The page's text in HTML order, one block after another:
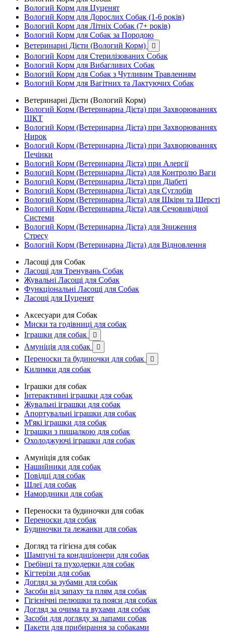
Вологий Корм для Цуценят
Вологий Корм для Дорослих Собак (1-6 років)
Вологий Корм для Літніх Собак (7+ років)
Вологий Корм для Собак за Породою
Ветеринарні Дієти (Вологий Корм)

Вологий Корм для Стерилізованих Собак
Вологий Корм для Вибагливих Собак
Вологий Корм для Собак з Чутливим Травленням
Вологий Корм для Вагітних та Лактуючих Собак
Ветеринарні Дієти (Вологий Корм)
Вологий Корм (Ветеринарна Дієта) при Захворюваннях
ШКТ
Вологий Корм (Ветеринарна Дієта) при Захворюваннях
Нирок
Вологий Корм (Ветеринарна Дієта) при Захворюваннях
Печінки
Вологий Корм (Ветеринарна Дієта) при Алергії
Вологий Корм (Ветеринарна Дієта) для Контролю Ваги
Вологий Корм (Ветеринарна Дієта) при Діабеті
Вологий Корм (Ветеринарна Дієта) для Суглобів
Вологий Корм (Ветеринарна Дієта) для Шкіри та Шерсті
Вологий Корм (Ветеринарна Дієта) для Сечовивідної
Системи
Вологий Корм (Ветеринарна Дієта) для Зниження
Стресу
Вологий Корм (Ветеринарна Дієта) для Відновлення
Ласощі для Собак
Ласощі для Тренувань Собак
Жувальні Ласощі для Собак
Функціональні Ласощі для Собак
Ласощі для Цуценят
Аксесуари для Собак
Миски та годівниці для собак
Іграшки для собак

Амуніція для собак 
Переноски та будиночки для собак 
Килимки для собак
Іграшки для собак
Інтерактивні іграшки для собак
Жувальні іграшки для собак
Апортувальні іграшки для собак
М'які іграшки для собак
Іграшки з пищалкою для собак
Охолоджуючі іграшки для собак
Амуніція для собак
Нашийники для собак
Повідці для собак
Шлеї для собак
Намордники для собак
Переноски та будиночки для собак
Переноски для собак
Будиночки та лежанки для собак
Догляд та гігієна для собак
Шампуні та кондиціонери для собак
Гребінці та пуходерки для собак
Кігтерізи для собак
Догляд за зубами для собак
Засоби від запаху та плям для собак
Гігієнічні пелюшки та пояси для собак
Догляд за очима та вухами для собак
Засоби для догляду за лапами собак
Пакети для прибирання за собаками